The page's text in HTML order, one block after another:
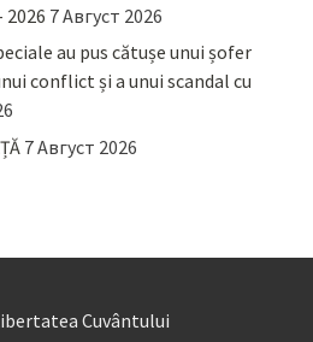
2026 7 Август 2026
au pus cătușe unui șofer
conflict și a unui scandal cu
7 Август 2026
Cuvântului